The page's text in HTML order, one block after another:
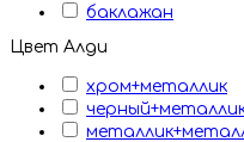
баклажан
Цвет Алди
хром+металлик